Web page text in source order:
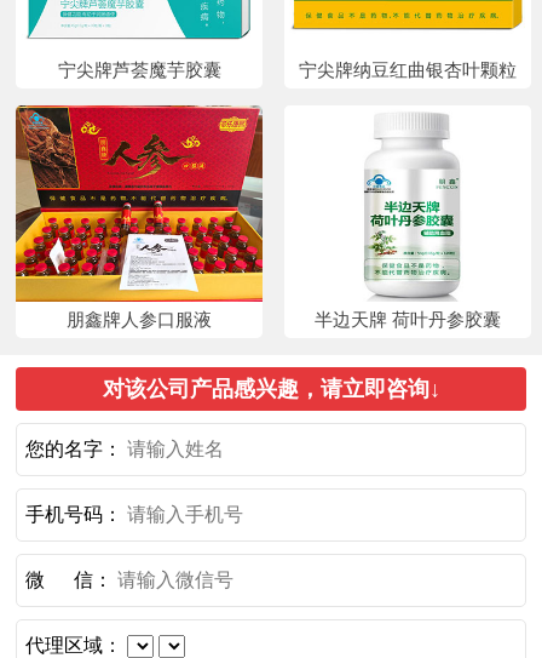
宁尖牌芦荟魔芋胶囊 宁尖牌纳豆红曲银杏叶颗粒
朋鑫牌人参口服液 半边天牌 荷叶丹参胶囊
对该公司产品感兴趣，请立即咨询↓
您的名字：
手机号码：
微 信：
代理区域：